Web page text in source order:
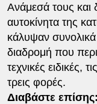
Ανάμεσά τους και
αυτοκίνητα της
κάλυψαν συνολικά
διαδρομή που
τεχνικές ειδικές,
τρεις φορές.
Διαβάστε επίσης: